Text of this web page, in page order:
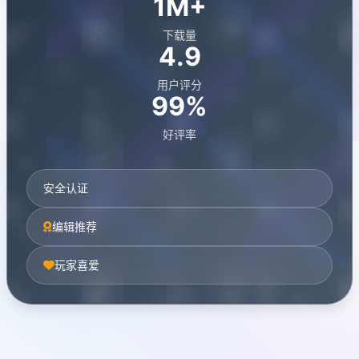
1M+
下载量
4.9
用户评分
99%
好评率
安全认证
编辑推荐
玩家喜爱